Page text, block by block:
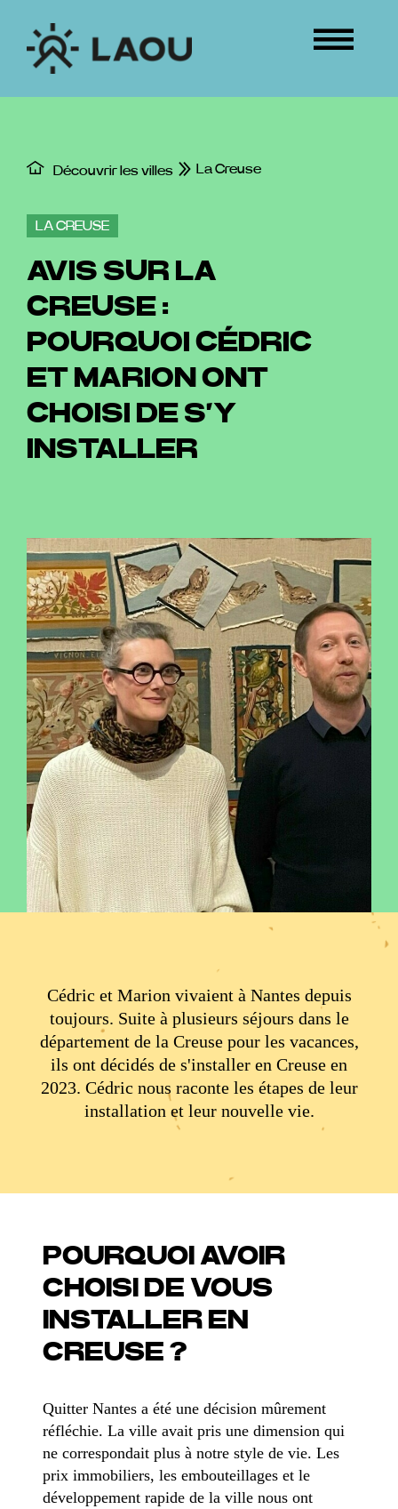
contenu
ÉVÉNEMENTS
CONNEXION
Découvrir les villes La Creuse
LA CREUSE
AVIS SUR LA
CREUSE :
POURQUOI CÉDRIC
ET MARION ONT
CHOISI DE S’Y
INSTALLER
Cédric et Marion vivaient à Nantes depuis
toujours. Suite à plusieurs séjours dans le
département de la Creuse pour les vacances,
ils ont décidés de s'installer en Creuse en
2023. Cédric nous raconte les étapes de leur
installation et leur nouvelle vie.
POURQUOI AVOIR
CHOISI DE VOUS
INSTALLER EN
CREUSE ?
Quitter Nantes a été une décision mûrement
réfléchie. La ville avait pris une dimension qui
ne correspondait plus à notre style de vie. Les
prix immobiliers, les embouteillages et le
développement rapide de la ville nous ont